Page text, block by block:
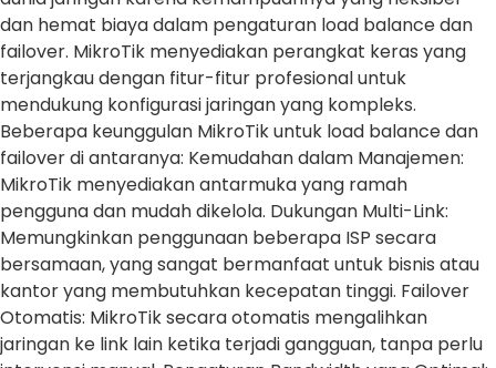
dan hemat biaya dalam pengaturan load balance dan
failover. MikroTik menyediakan perangkat keras yang
terjangkau dengan fitur-fitur profesional untuk
mendukung konfigurasi jaringan yang kompleks.
Beberapa keunggulan MikroTik untuk load balance dan
failover di antaranya: Kemudahan dalam Manajemen:
MikroTik menyediakan antarmuka yang ramah
pengguna dan mudah dikelola. Dukungan Multi-Link:
Memungkinkan penggunaan beberapa ISP secara
bersamaan, yang sangat bermanfaat untuk bisnis atau
kantor yang membutuhkan kecepatan tinggi. Failover
Otomatis: MikroTik secara otomatis mengalihkan
jaringan ke link lain ketika terjadi gangguan, tanpa perlu